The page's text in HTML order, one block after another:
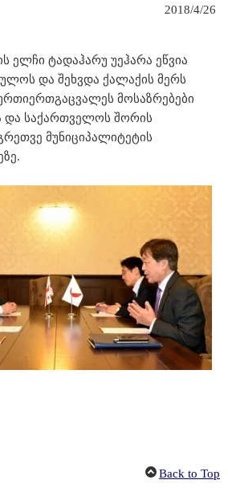
2018/4/26
ელჩი ტადაჰარუ უეჰარა ეწვია
და შეხვდა ქალაქის მერს
მოსაზრებები
და საქართველოს შორის
მუნიციპალიტეტის
Back to Top